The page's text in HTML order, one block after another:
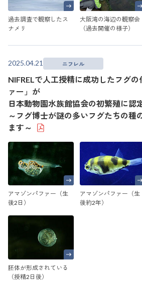
過去調査で観察したス
ナメリ
大阪湾の海辺の観察会
（過去開催の様子）
2025.04.21 ニフレル
NIFRELで人工授精に成功したフグ
ァー」が
日本動物園水族館協会の初繁殖に認
～フグ博士が謎の多いフグたちの種
ます～
アマゾンパファー（生
後2日）
アマゾンパファー（生
後約2年）
胚体が形成されている
（授精2日後）